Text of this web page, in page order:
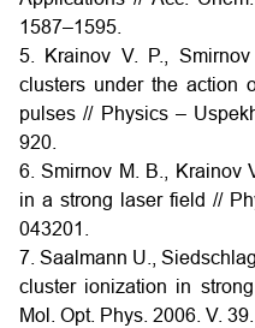
1587–1595.
5. Krainov V. P.,
clusters under the action
pulses // Physics –
920.
6. Smirnov M. B., Krainov
in a strong laser field //
043201.
7. Saalmann U.,
cluster ionization in
Mol. Opt. Phys. 2006. V.